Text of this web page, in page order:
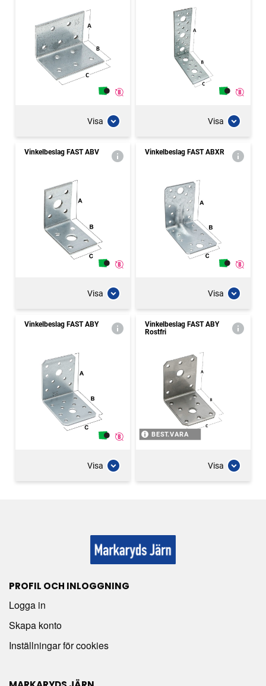
Visa Visa
Vinkelbeslag FAST ABV
Visa
Vinkelbeslag FAST ABXR
Visa
Vinkelbeslag FAST ABY
Visa
Vinkelbeslag FAST ABY
Rostfri
BEST.VARA
Visa
PROFIL OCH INLOGGNING
Logga in
Skapa konto
Inställningar för cookies